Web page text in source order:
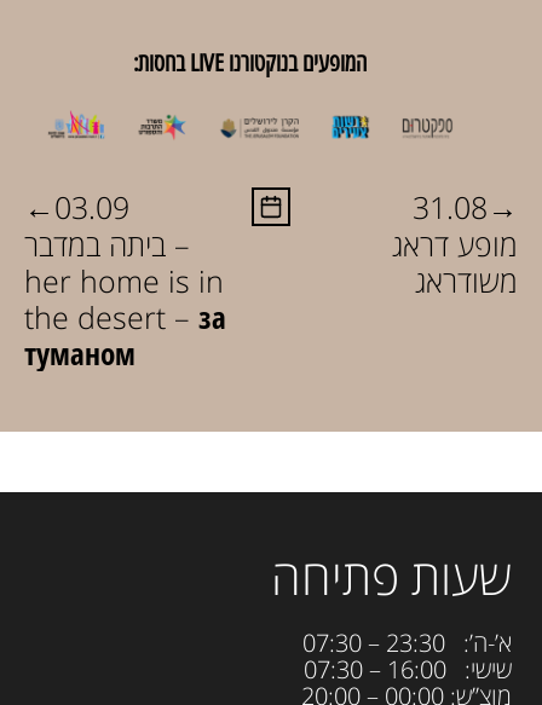
המופעים בנוקטורנו LIVE בחסות:
←03.09
ביתה במדבר –
her home is in
the desert – за
туманом
31.08→
מופע דראג
משודראג
שעות פתיחה
א’-ה’: 23:30 – 07:30
שישי: 16:00 – 07:30
מוצ”ש: 00:00 – 20:00